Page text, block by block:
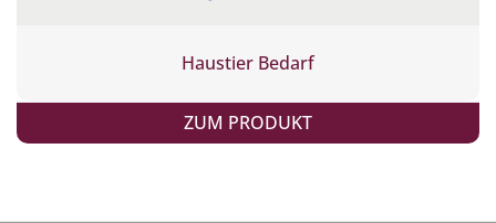
Haustier Bedarf
ZUM PRODUKT